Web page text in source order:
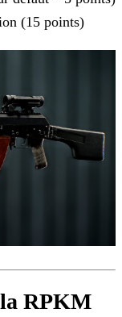
(15 points)
la RPKM